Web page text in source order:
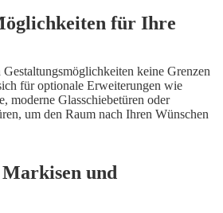
für Ihre
keine Grenzen
für optionale Erweiterungen wie
moderne Glasschiebetüren oder
um den Raum nach Ihren Wünschen
und